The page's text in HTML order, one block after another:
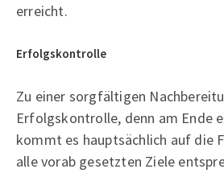
erreicht.
Erfolgskontrolle
Zu einer sorgfältigen
Erfolgskontrolle, denn am Ende
kommt es hauptsächlich auf die
alle vorab gesetzten Ziele